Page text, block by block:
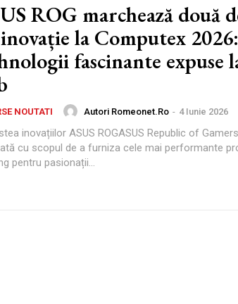
ROG marchează două
la Computex 2026:
fascinante expuse
NOUTATI Autori Romeonet.ro - 4 Iunie 2026
inovațiilor ASUS ROGASUS Republic of
cu scopul de a furniza cele mai performante
pentru pasionații...